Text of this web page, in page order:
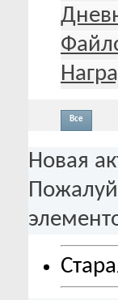
Все
Новая